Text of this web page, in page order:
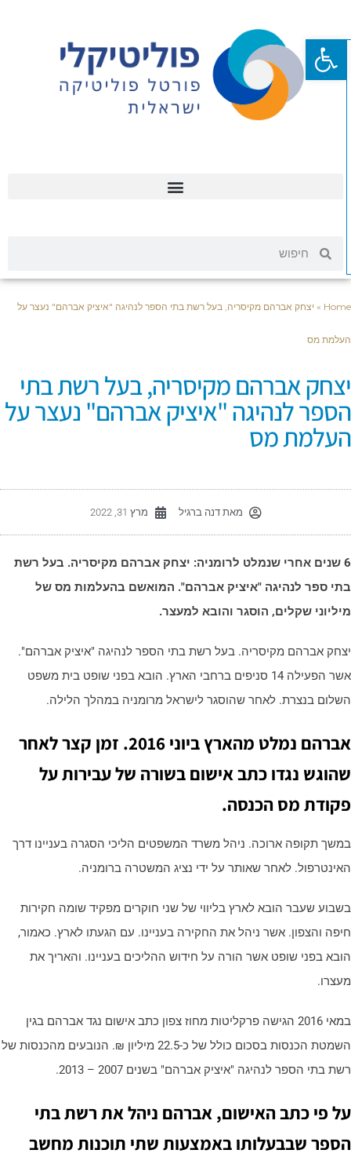
»יצחק אברהם מקיסריה, בעל רשת בתי הספר לנהיגה "איציק אברהם" נעצר על
מס
אברהם מקיסריה, בעל רשת בתי
לנהיגה "איציק אברהם" נעצר על
מס
מאתדנה ברגיל מרץ 31, 2022
6 שנים אחרי שנמלט לרומניה: יצחק אברהם מקיסריה. בעל רשת
ספר לנהיגה "איציק אברהם". המואשם בהעלמות מס של
שקלים, הוסגר והובא למעצר.
אברהם מקיסריה. בעל רשת בתי הספר לנהיגה "איציק אברהם".
אשר הפעילה 14 סניפים ברחבי הארץ. הובא בפני שופט בית משפט
בנצרת. לאחר שהוסגר לישראל מרומניה במהלך הלילה.
אברהם נמלט מהארץ ביוני 2016. זמן קצר לאחר
נגדו כתב אישום בשורה של עבירות על
מס הכנסה.
תקופה ארוכה. ניהל משרד המשפטים הליכי הסגרה בעניינו דרך
לאחר שאותר על ידי נציג המשטרה ברומניה.
שעבר הובא לארץ בליווי של שני חוקרים מפקיד שומה חקירות
והצפון. אשר ניהל את החקירה בעניינו. עם הגעתו לארץ. כאמור,
בפני שופט אשר הורה על חידוש ההליכים בעניינו. והאריך את
במאי 2016 הגישה פרקליטות מחוז צפון כתב אישום נגד אברהם בגין
השמטת הכנסות בסכום כולל של כ-22.5 מיליון ₪. הנובעים מהכנסות של
בתי הספר לנהיגה "איציק אברהם" בשנים 2007 – 2013.
פי כתב האישום, אברהם ניהל את רשת בתי
שבבעלותו באמצעות שתי תוכנות מחשב
פתח סרגל נגישות